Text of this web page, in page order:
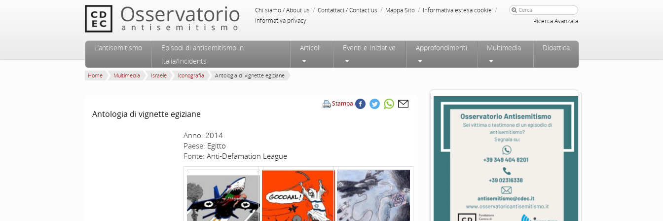
Chi siamo / About us / Contattaci / Contact us / Mappa Sito / Informativa estesa cookie /
Informativa privacy Ricerca Avanzata
Menu principale
Vai al contenuto principale
Vai al contenuto secondario
L’antisemitismo
Episodi di antisemitismo in
Italia/Incidents
Articoli Eventi e Iniziative Approfondimenti Multimedia Didattica
Home Multimedia Israele Iconografia Antologia di vignette egiziane
Stampa
Antologia di vignette egiziane
Anno: 2014
Paese: Egitto
Fonte: Anti-Defamation League